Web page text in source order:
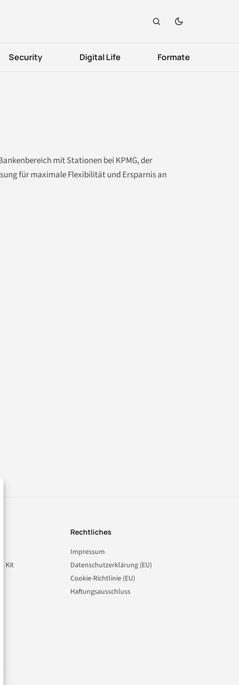
Security Digital Life Formate
mit Stationen bei KPMG, der
für maximale Flexibilität und Ersparnis an
Kit
Rechtliches
Impressum
Datenschutzerklärung (EU)
Cookie-Richtlinie (EU)
Haftungsausschluss